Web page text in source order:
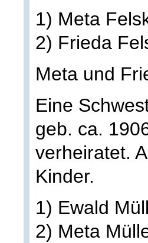
1) Meta
2) Frieda
Meta und
Eine
geb. ca.
verheiratet.
Kinder.
1) Ewald
2) Meta